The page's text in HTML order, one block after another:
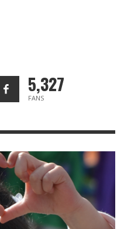
5,327
FANS